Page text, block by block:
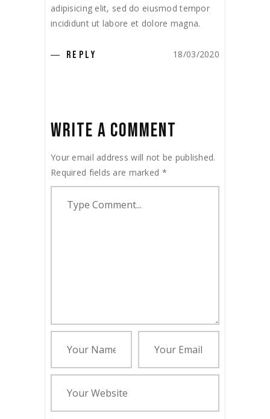
adipisicing elit, sed do eiusmod tempor
incididunt ut labore et dolore magna.
REPLY 18/03/2020
WRITE A COMMENT
Your email address will not be published.
Required fields are marked *